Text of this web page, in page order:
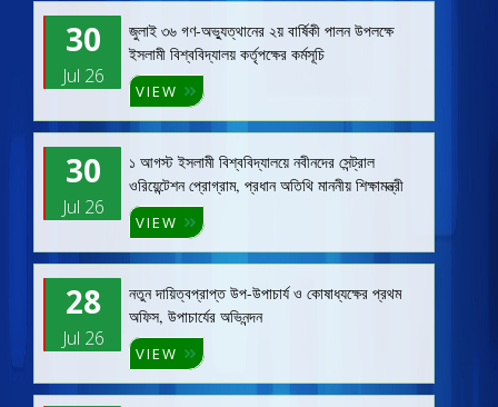
30
Jul 26
জুলাই ৩৬ গণ-অভ্যুত্থানের ২য় বার্ষিকী পালন উপলক্ষে
ইসলামী বিশ্ববিদ্যালয় কর্তৃপক্ষের কর্মসূচি
VIEW
30
Jul 26
১ আগস্ট ইসলামী বিশ্ববিদ্যালয়ে নবীনদের সেন্ট্রাল
ওরিয়েন্টেশন প্রোগ্রাম, প্রধান অতিথি মাননীয় শিক্ষামন্ত্রী
VIEW
28
Jul 26
নতুন দায়িত্বপ্রাপ্ত উপ-উপাচার্য ও কোষাধ্যক্ষের প্রথম
অফিস, উপাচার্যের অভিনন্দন
VIEW